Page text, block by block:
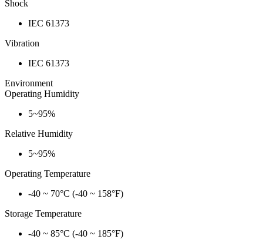
Shock
IEC 61373
Vibration
IEC 61373
Environment
Operating Humidity
5~95%
Relative Humidity
5~95%
Operating Temperature
-40 ~ 70°C (-40 ~ 158°F)
Storage Temperature
-40 ~ 85°C (-40 ~ 185°F)